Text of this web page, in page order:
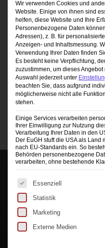
Vorherige
Veranstaltungen
Kalender
Sie sehen gerade
Wir verwenden Cookies und
Website. Einige von ihnen sind
helfen, diese Website und Ihre
Personenbezogene Daten
Adressen), z. B. für
Anzeigen- und Inhaltsmessung.
Verwendung Ihrer Daten finden
Es besteht keine Verpflichtung,
zuzustimmen, um dieses
Auswahl jederzeit unter
beachten Sie, dass aufgrund
möglicherweise nicht alle
stehen.
Einige Services verarbeiten
Ihrer Einwilligung zur Nutzung
Verarbeitung Ihrer Daten in den
Der EuGH stuft die USA als
nach EU-Standards ein. So
Behörden personenbezogene
verarbeiten, ohne bestehende
Es folgt eine Liste der
Essenziell
Statistik
Marketing
Externe Medien